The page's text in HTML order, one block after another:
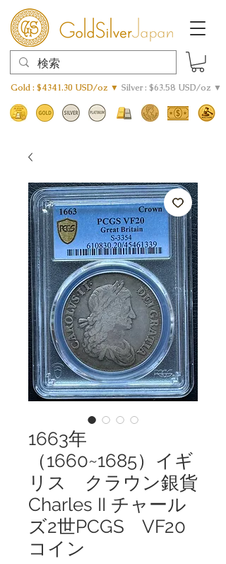
Gold : $4341.30 USD/oz ▼ Silver : $63.58 USD/oz ▼
1663年
（1660~1685）イギ
リス クラウン銀貨
Charles II チャール
ズ2世PCGS VF20
コイン